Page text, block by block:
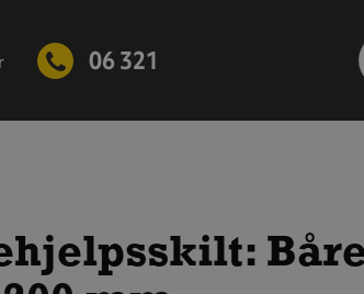
06 321